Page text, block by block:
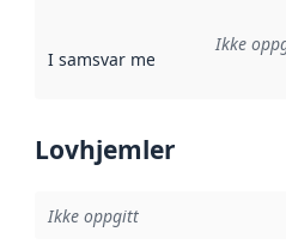
I samsvar med Referanse
Ikke
Lovhjemler
Ikke oppgitt